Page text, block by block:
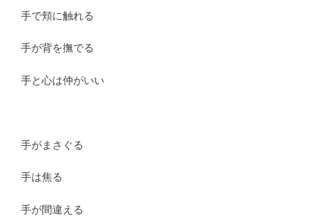
手で頬に触れる
手が背を撫でる
手と心は仲がいい
手がまさぐる
手は焦る
手が間違える